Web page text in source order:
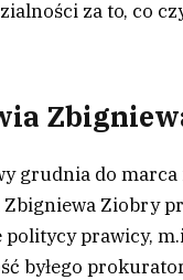
za to, co
grudnia do
Ziobry
politycy prawicy,
byłego